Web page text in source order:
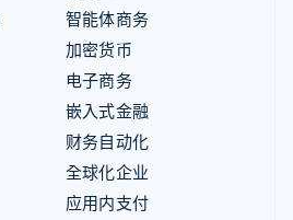
智能体商务
加密货币
电子商务
嵌入式金融
财务自动化
全球化企业
应用内支付